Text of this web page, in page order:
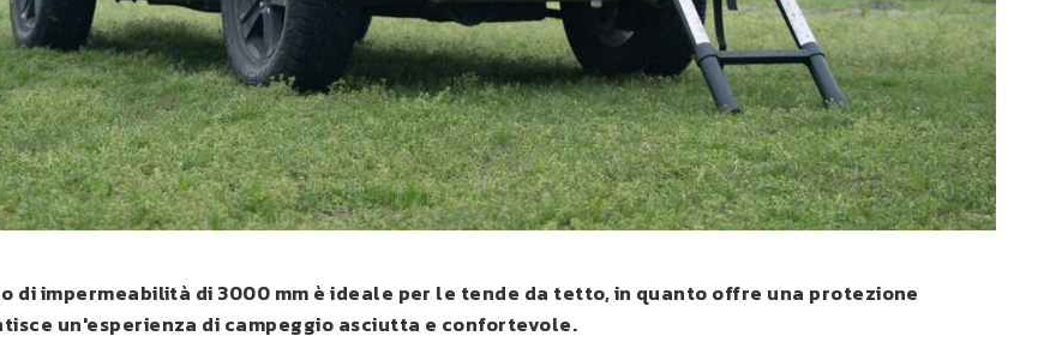
di impermeabilità di 3000 mm è ideale per le tende da tetto, in quanto offre una protezione
un'esperienza di campeggio asciutta e confortevole.